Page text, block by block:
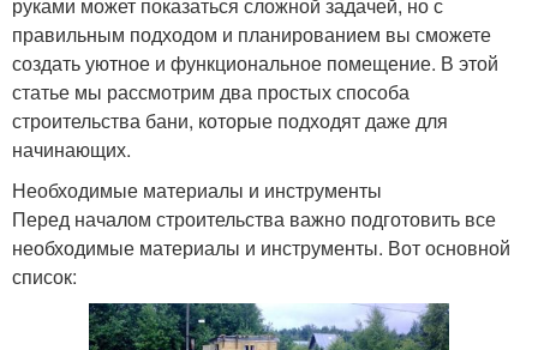
руками может показаться сложной задачей, но с
правильным подходом и планированием вы сможете
создать уютное и функциональное помещение. В этой
статье мы рассмотрим два простых способа
строительства бани, которые подходят даже для
начинающих.
Необходимые материалы и инструменты
Перед началом строительства важно подготовить все
необходимые материалы и инструменты. Вот основной
список: